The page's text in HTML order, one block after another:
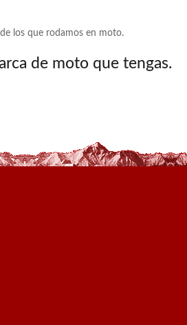
los que rodamos en moto.
de moto que tengas.